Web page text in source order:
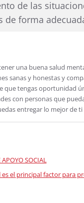
de las
de forma
una buena salud
sanas y honestas y
que tengas oportunidad
con personas que
entregar lo mejor de
SOCIAL
es el principal factor para